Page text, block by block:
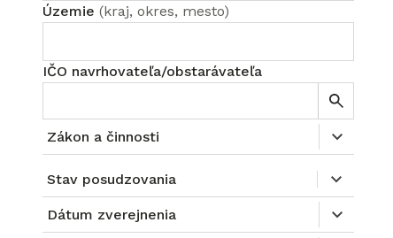
Územie (kraj, okres, mesto)
IČO navrhovateľa/obstarávateľa
Zákon a činnosti
Stav posudzovania
Dátum zverejnenia